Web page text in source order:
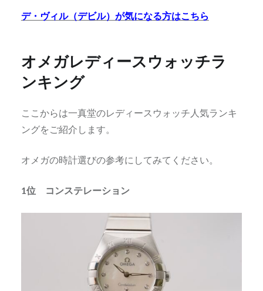
デ・ヴィル（デビル）が気になる方はこちら
オメガレディースウォッチラ
ンキング
ここからは一真堂のレディースウォッチ人気ランキ
ングをご紹介します。
オメガの時計選びの参考にしてみてください。
1位 コンステレーション